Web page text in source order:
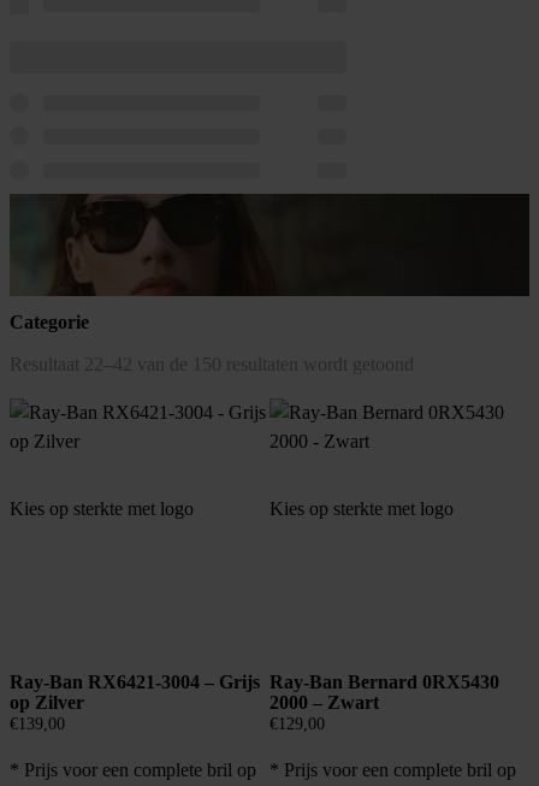
Categorie
Resultaat 22–42 van de 150 resultaten wordt getoond
populariteit
Kies op sterkte met logo
Ray-Ban RX6421-3004 – Grijs
op Zilver
€139,00
* Prijs voor een complete bril op
Kies op sterkte met logo
Ray-Ban Bernard 0RX5430
2000 – Zwart
€129,00
* Prijs voor een complete bril op